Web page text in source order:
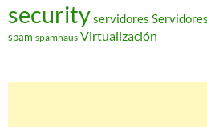
securityservidores
spam spamhaus Virtualización